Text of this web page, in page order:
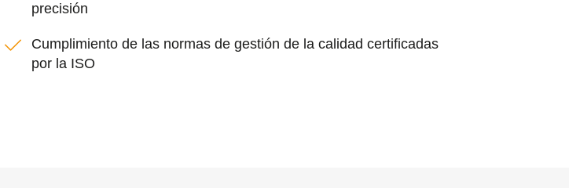
precisión
Cumplimiento de las normas de gestión de la calidad certificadas
por la ISO